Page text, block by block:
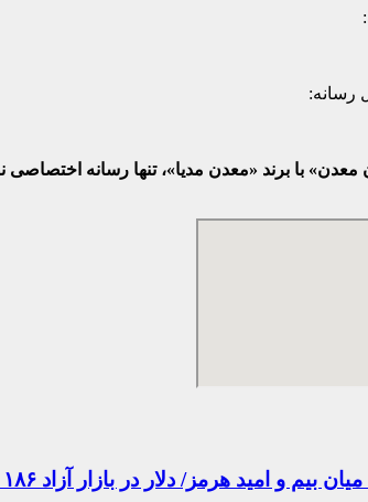
رسانه:
معدن» با برند «معدن مدیا»، تنها رسانه
دلار در بازار آزاد ۱۸۶ هزار و ۳۰۰ تومان؛ نرخ سکه صعودی شد